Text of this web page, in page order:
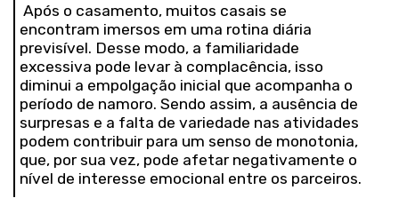
Após o casamento, muitos casais se
encontram imersos em uma rotina diária
previsível. Desse modo, a familiaridade
excessiva pode levar à complacência, isso
diminui a empolgação inicial que acompanha o
período de namoro. Sendo assim, a ausência de
surpresas e a falta de variedade nas atividades
podem contribuir para um senso de monotonia,
que, por sua vez, pode afetar negativamente o
nível de interesse emocional entre os parceiros.